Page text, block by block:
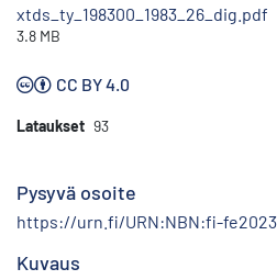
xtds_ty_198300_1983_26_dig.pdf
3.8 MB
CC BY 4.0
Lataukset 93
Pysyvä osoite
https://urn.fi/URN:NBN:fi-
Kuvaus